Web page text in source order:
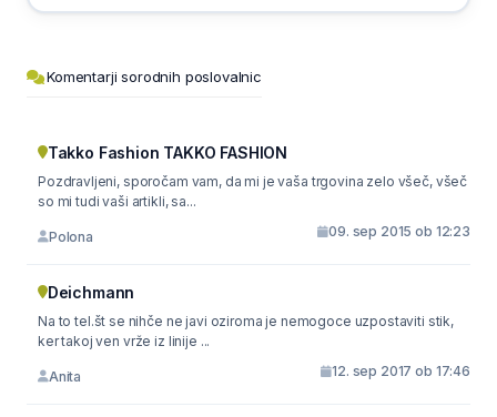
Komentarji sorodnih poslovalnic
Takko Fashion TAKKO FASHION
Pozdravljeni, sporočam vam, da mi je vaša trgovina zelo všeč, všeč
so mi tudi vaši artikli, sa...
Polona 09. sep 2015 ob 12:23
Deichmann
Na to tel.št se nihče ne javi oziroma je nemogoce uzpostaviti stik,
ker takoj ven vrže iz linije ...
Anita 12. sep 2017 ob 17:46